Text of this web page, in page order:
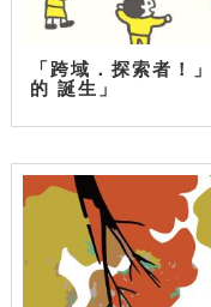
「跨域．探索者！
的 誕生」